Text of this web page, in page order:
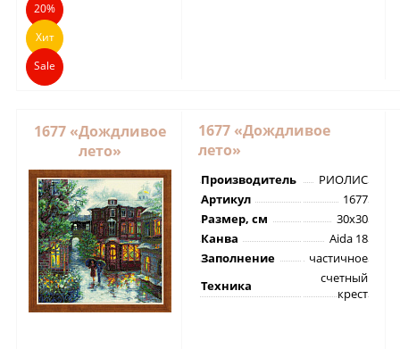
20%
Хит
Sale
1677 «Дождливое
лето»
1677 «Дождливое
лето»
Производитель
РИОЛИС
Артикул
1677
Размер, см
30х30
Канва
Aida 18
Заполнение
частичное
Техника
счетный
крест